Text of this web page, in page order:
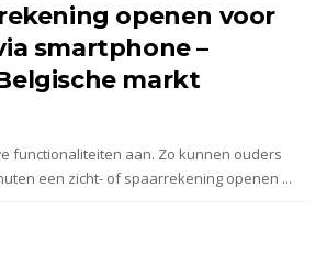
openen voor
smartphone –
markt
functionaliteiten aan. Zo kunnen ouders
een zicht- of spaarrekening openen ...